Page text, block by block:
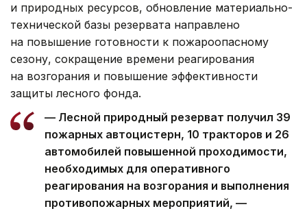
и природных ресурсов, обновление материально-
технической базы резервата направлено
на повышение готовности к пожароопасному
сезону, сокращение времени реагирования
на возгорания и повышение эффективности
защиты лесного фонда.
— Лесной природный резерват получил 39
пожарных автоцистерн, 10 тракторов и 26
автомобилей повышенной проходимости,
необходимых для оперативного
реагирования на возгорания и выполнения
противопожарных мероприятий, —